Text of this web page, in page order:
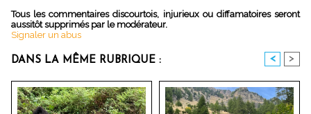
Tous les commentaires discourtois, injurieux ou diffamatoires seront
aussitôt supprimés par le modérateur.
Signaler un abus
DANS LA MÊME RUBRIQUE : < >